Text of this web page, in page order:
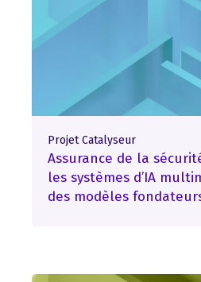
Projet Catalyseur
Assurance de la
les systèmes d’IA
des modèles